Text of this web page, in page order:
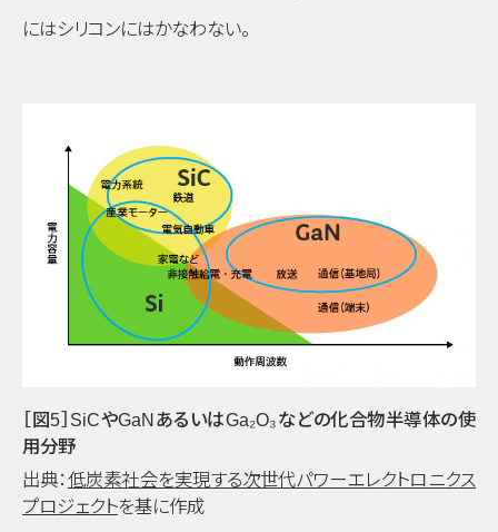
にはシリコンにはかなわない。
［図5］SiCやGaNあるいはGa₂O₃などの化合物半導体の使
用分野
出典： 低炭素社会を実現する次世代パワーエレクトロニクス
プロジェクトを基に作成